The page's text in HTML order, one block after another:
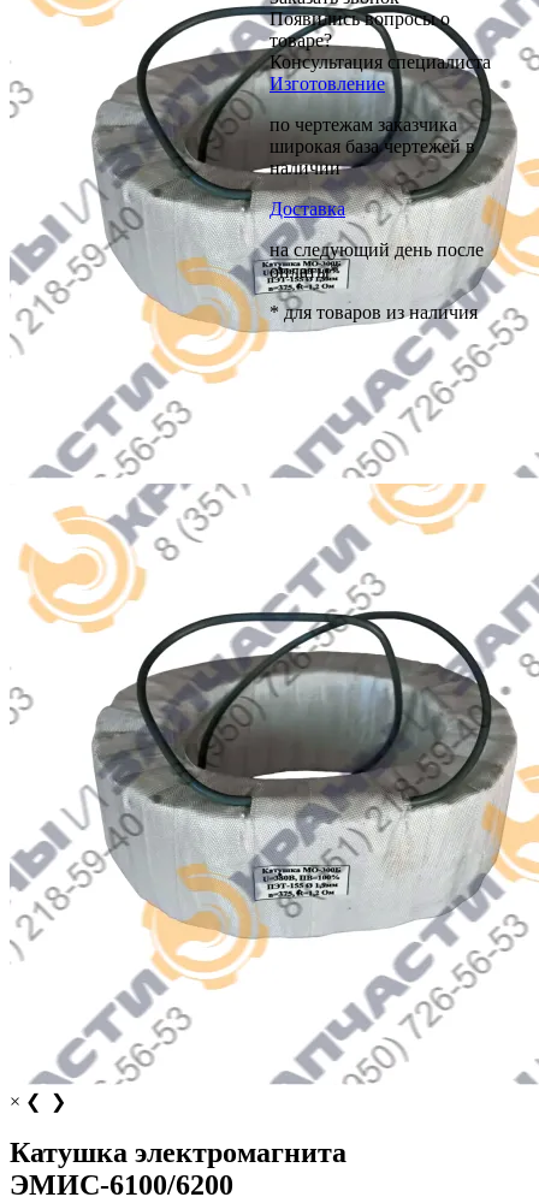
× ❮ ❯
Появились вопросы о
товаре?
Консультация специалиста
Изготовление
по чертежам заказчика
широкая база чертежей в
наличии
Доставка
на следующий день после
оплаты*
* для товаров из наличия
Катушка электромагнита
ЭМИС-6100/6200